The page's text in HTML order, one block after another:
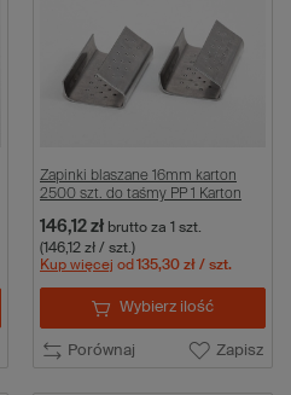
Zapinki blaszane 16mm karton
2500 szt. do taśmy PP 1 Karton
146,12 zł brutto za 1 szt.
(146,12 zł / szt.)
Kup więcej od 135,30 zł / szt.
Porównaj Zapisz
Wybierz ilość